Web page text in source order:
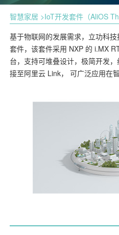
智慧家居 >IoT开发套件（AliOS
基于物联网的发展需求，立功科
套件，该套件采用 NXP 的 i.MX
台，支持可堆叠设计，极简开发
接至阿里云 Link， 可广泛应用在